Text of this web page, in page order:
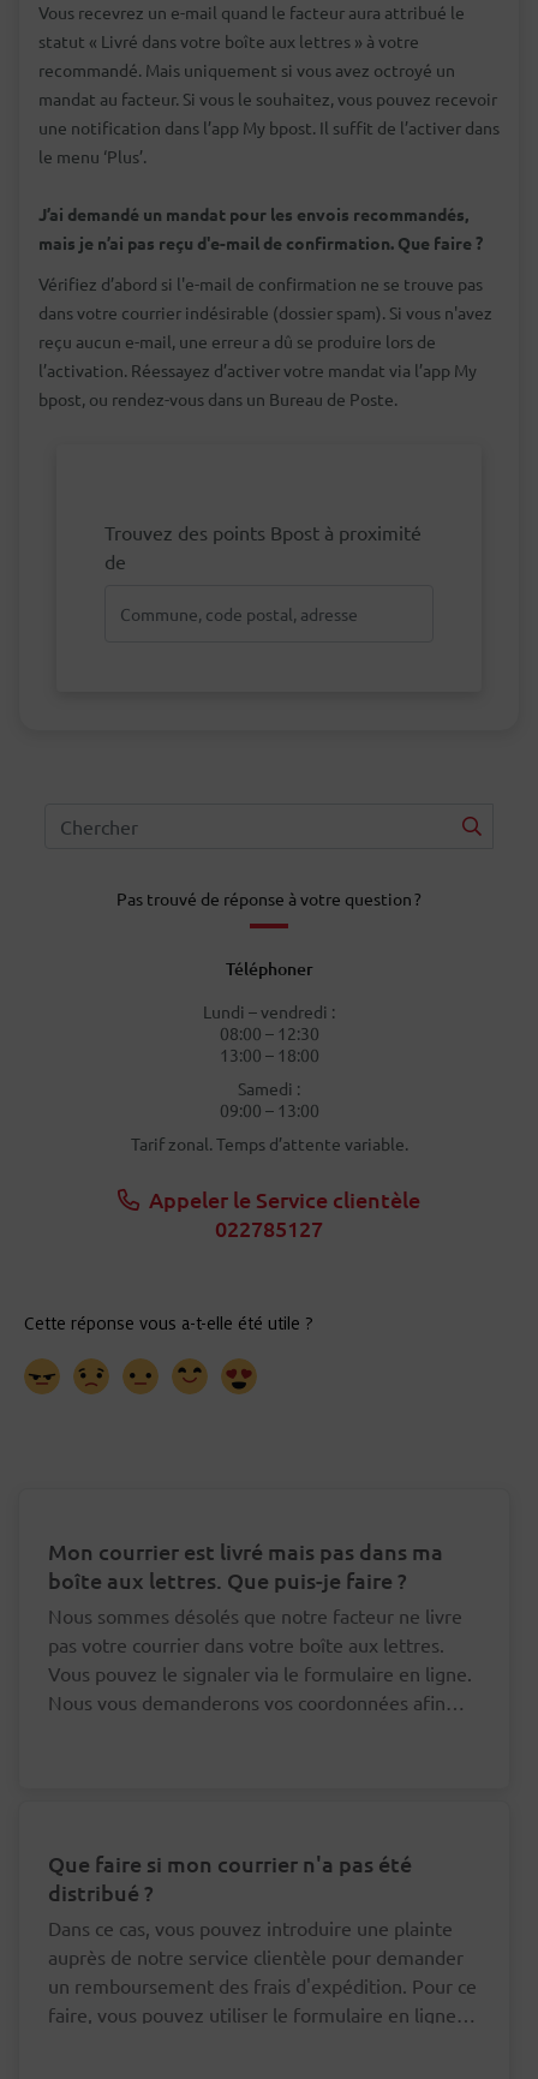
Vous recevrez un e-mail quand le facteur aura attribué le
statut « Livré dans votre boîte aux lettres » à votre
recommandé. Mais uniquement si vous avez octroyé un
mandat au facteur. Si vous le souhaitez, vous pouvez recevoir
une notification dans l’app My bpost. Il suffit de l’activer dans
le menu ‘Plus’.
J’ai demandé un mandat pour les envois recommandés,
mais je n’ai pas reçu d'e-mail de confirmation. Que faire ?
Vérifiez d’abord si l'e-mail de confirmation ne se trouve pas
dans votre courrier indésirable (dossier spam). Si vous n'avez
reçu aucun e-mail, une erreur a dû se produire lors de
l’activation. Réessayez d’activer votre mandat via l’app My
bpost, ou rendez-vous dans un Bureau de Poste.
Trouvez des points Bpost à proximité
de
Pas trouvé de réponse à votre question ?
Téléphoner
Lundi – vendredi :
08:00 – 12:30
13:00 – 18:00
Samedi :
09:00 – 13:00
Tarif zonal. Temps d’attente variable.
Appeler le Service clientèle
022785127
Mon courrier est livré mais pas dans ma
boîte aux lettres. Que puis-je faire ?
Nous sommes désolés que notre facteur ne livre
pas votre courrier dans votre boîte aux lettres.
Vous pouvez le signaler via le formulaire en ligne.
Nous vous demanderons vos coordonnées afin
Que faire si mon courrier n'a pas été
distribué ?
Dans ce cas, vous pouvez introduire une plainte
auprès de notre service clientèle pour demander
un remboursement des frais d'expédition. Pour ce
faire, vous pouvez utiliser le formulaire en ligne